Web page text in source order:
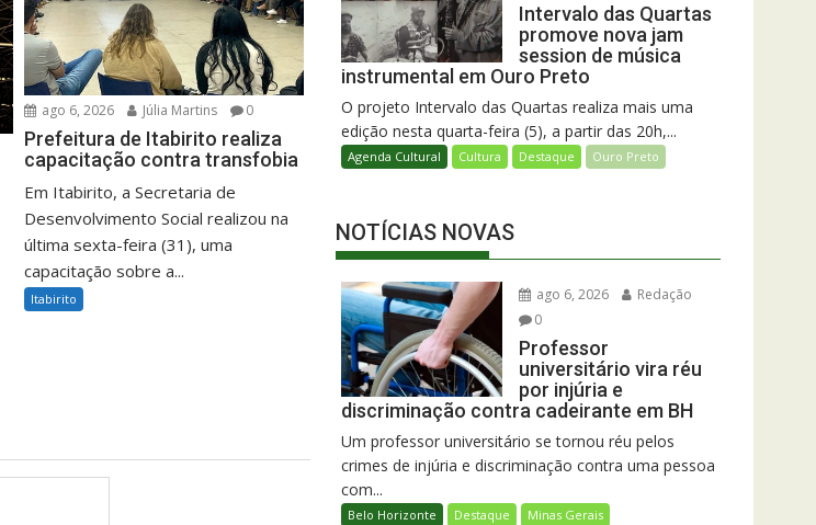
ago 6, 2026 Júlia Martins 0
Prefeitura de Itabirito realiza
capacitação contra transfobia
Em Itabirito, a Secretaria de
Desenvolvimento Social realizou na
última sexta-feira (31), uma
capacitação sobre a...
Itabirito
Intervalo das Quartas
promove nova jam
session de música
instrumental em Ouro Preto
O projeto Intervalo das Quartas realiza mais uma
edição nesta quarta-feira (5), a partir das 20h,...
Agenda Cultural Cultura Destaque Ouro Preto
NOTÍCIAS NOVAS
ago 6, 2026
Redação
0
Professor
universitário vira réu
por injúria e
discriminação contra cadeirante em BH
Um professor universitário se tornou réu pelos
crimes de injúria e discriminação contra uma pessoa
com...
Belo Horizonte Destaque Minas Gerais